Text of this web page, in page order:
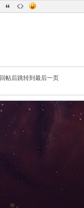
回帖后跳转到最后一页